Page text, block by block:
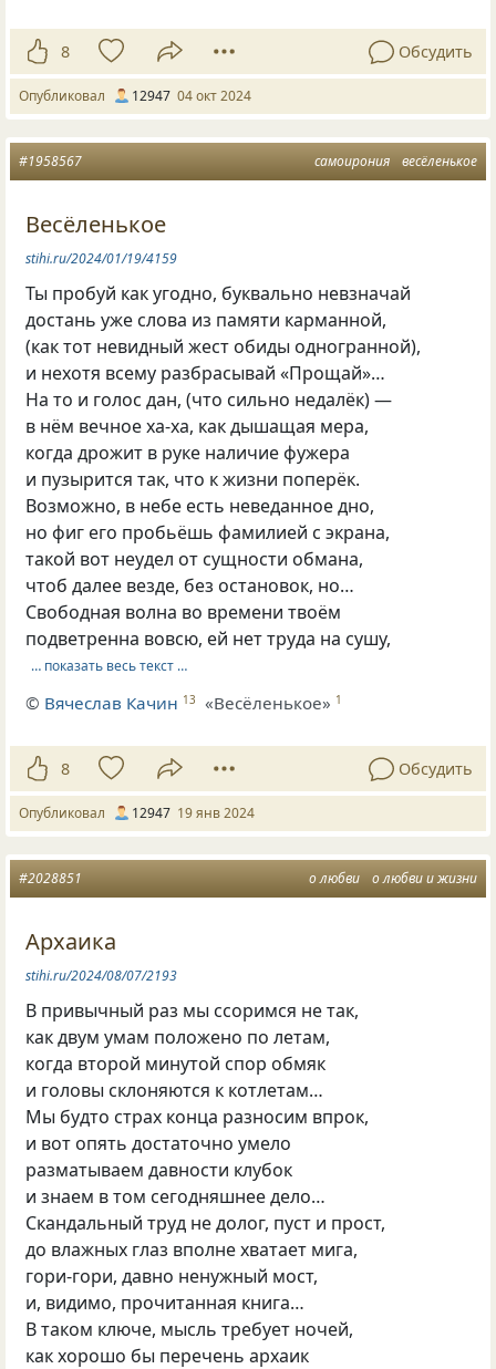
8 Обсудить
Опубликовал 12947 04 окт 2024
самоирония весёленькое
#1958567
Весёленькое
stihi.ru/2024/01/19/4159
Ты пробуй как угодно, буквально невзначай
достань уже слова из памяти карманной,
(как тот невидный жест обиды одногранной),
и нехотя всему разбрасывай «Прощай»…
На то и голос дан, (что сильно недалёк) —
в нём вечное ха-ха, как дышащая мера,
когда дрожит в руке наличие фужера
и пузырится так, что к жизни поперёк.
Возможно, в небе есть неведанное дно,
но фиг его пробьёшь фамилией с экрана,
такой вот неудел от сущности обмана,
чтоб далее везде, без остановок, но…
Свободная волна во времени твоём
подветренна вовсю, ей нет труда на сушу,
… показать весь текст …
© Вячеслав Качин 13 «Весёленькое» 1
8 Обсудить
Опубликовал 12947 19 янв 2024
о любви о любви и жизни
#2028851
Архаика
stihi.ru/2024/08/07/2193
В привычный раз мы ссоримся не так,
как двум умам положено по летам,
когда второй минутой спор обмяк
и головы склоняются к котлетам…
Мы будто страх конца разносим впрок,
и вот опять достаточно умело
разматываем давности клубок
и знаем в том сегодняшнее дело…
Скандальный труд не долог, пуст и прост,
до влажных глаз вполне хватает мига,
гори-гори, давно ненужный мост,
и, видимо, прочитанная книга…
В таком ключе, мысль требует ночей,
как хорошо бы перечень архаик